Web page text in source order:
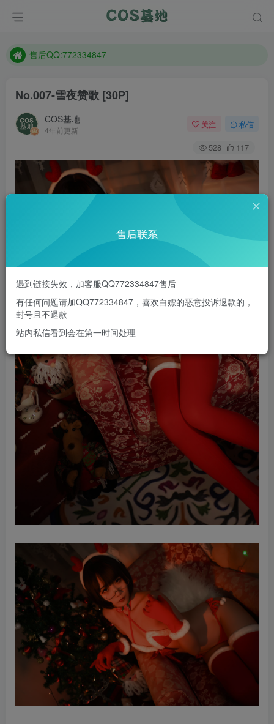
防失联：百度搜索《趣画刊》，实时查看最新站点。
售后QQ:772334847
No.007-雪夜赞歌 [30P]
COS基地
4年前更新
关注 私信
528 117
售后联系
遇到链接失效，加客服QQ772334847售后
有任何问题请加QQ772334847，喜欢白嫖的恶意投诉退款的，
封号且不退款
站内私信看到会在第一时间处理